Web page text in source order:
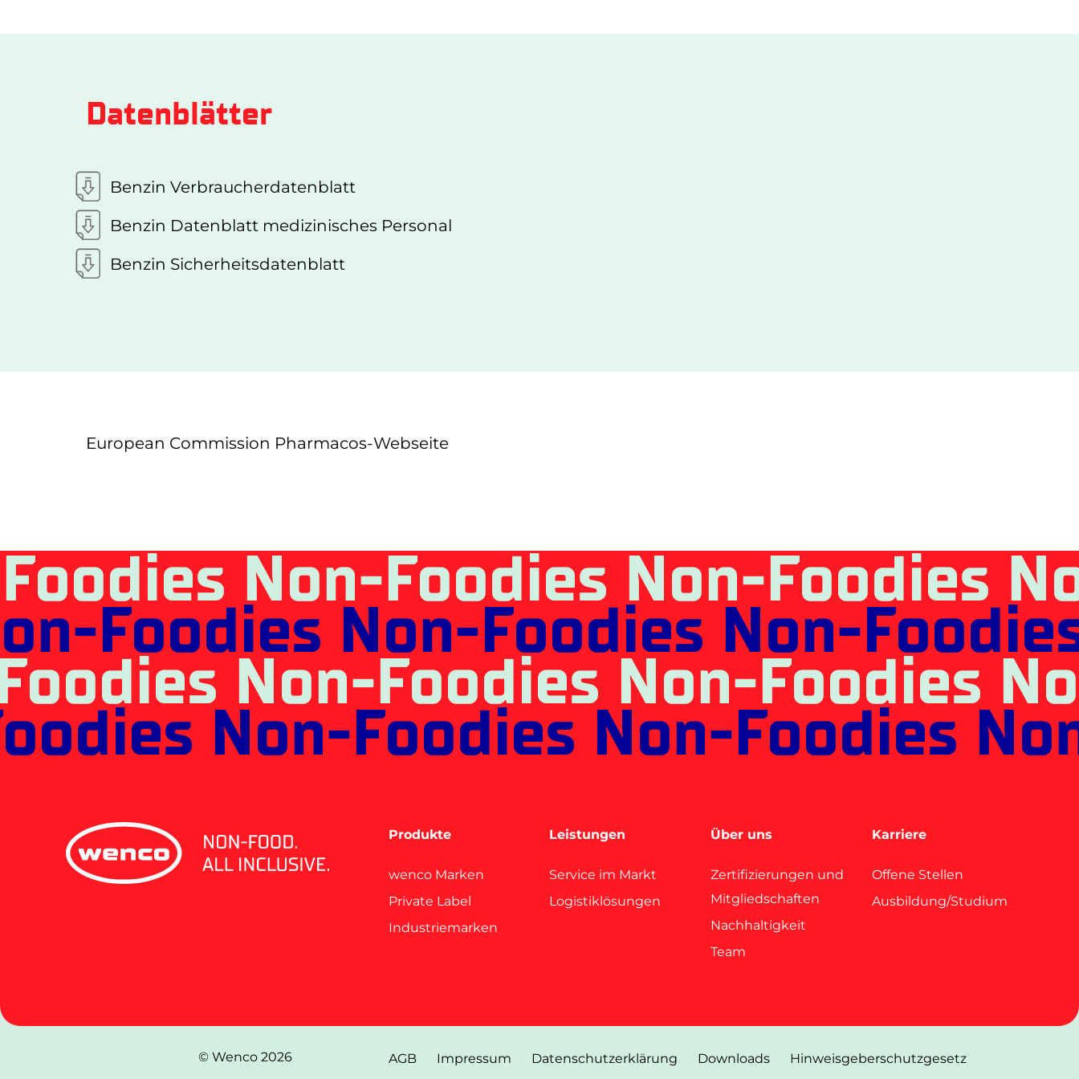
Datenblätter
Benzin Verbraucherdatenblatt
Benzin Datenblatt medizinisches Personal
Benzin Sicherheitsdatenblatt
European Commission Pharmacos-Webseite
Non-Foodies Non-Foodies
Foodies Non-Foodies Non-
Non-Foodies Non-Foodies
Non-Foodies Non-Foodies
Produkte
wenco Marken
Private Label
Industriemarken
Leistungen
Service im Markt
Logistiklösungen
Über uns
Zertifizierungen und
Mitgliedschaften
Nachhaltigkeit
Team
Karriere
Offene Stellen
Ausbildung/Studium
© Wenco 2026 AGB Impressum Datenschutz­erklärung Downloads Hinweisgeberschutzgesetz